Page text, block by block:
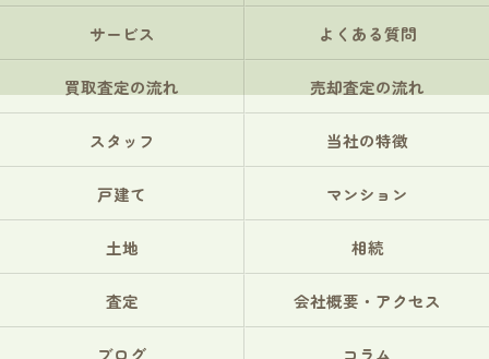
サービス よくある質問
買取査定の流れ 売却査定の流れ
スタッフ 当社の特徴
戸建て マンション
土地 相続
査定 会社概要・アクセス
ブログ コラム